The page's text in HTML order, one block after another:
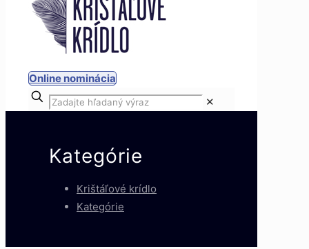
Online nominácia
✕
Kategórie
Krištáľové krídlo
Kategórie